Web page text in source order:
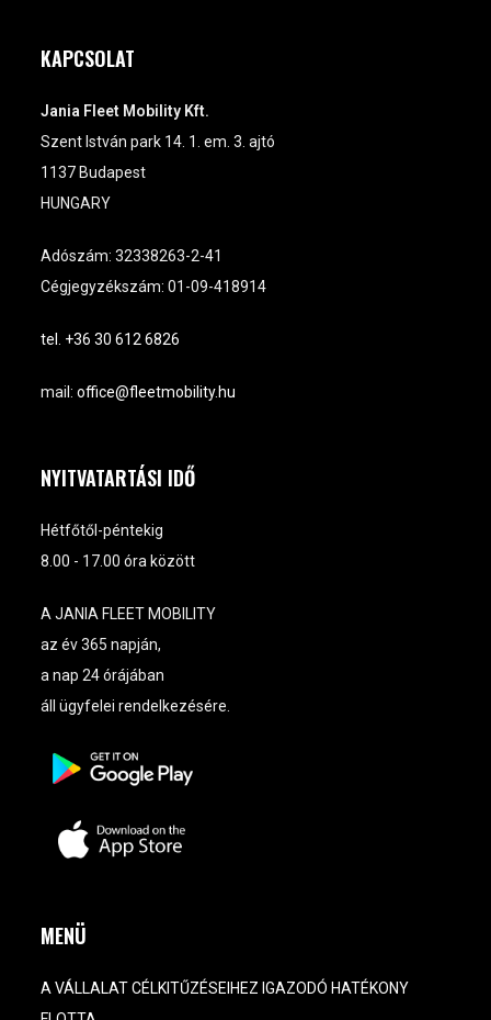
KAPCSOLAT
Jania Fleet Mobility Kft.
Szent István park 14. 1. em. 3. ajtó
1137 Budapest
HUNGARY
Adószám: 32338263-2-41
Cégjegyzékszám: 01-09-418914
tel. +36 30 612 6826
mail:office@fleetmobility.hu
NYITVATARTÁSI IDŐ
Hétfőtől-péntekig
8.00 - 17.00 óra között
A JANIA FLEET MOBILITY
az év 365 napján,
a nap 24 órájában
áll ügyfelei rendelkezésére.
MENÜ
A VÁLLALAT CÉLKITŰZÉSEIHEZ IGAZODÓ HATÉKONY